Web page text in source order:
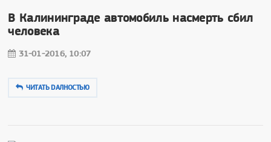
В Калининграде автомобиль насмерть сбил
человека
31-01-2016, 10:07
ЧИТАТЬ DAЛНОСТЬЮ